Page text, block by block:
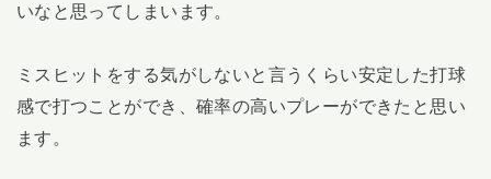
いなと思ってしまいます。
ミスヒットをする気がしないと言うくらい安定した打球
感で打つことができ、確率の高いプレーができたと思い
ます。